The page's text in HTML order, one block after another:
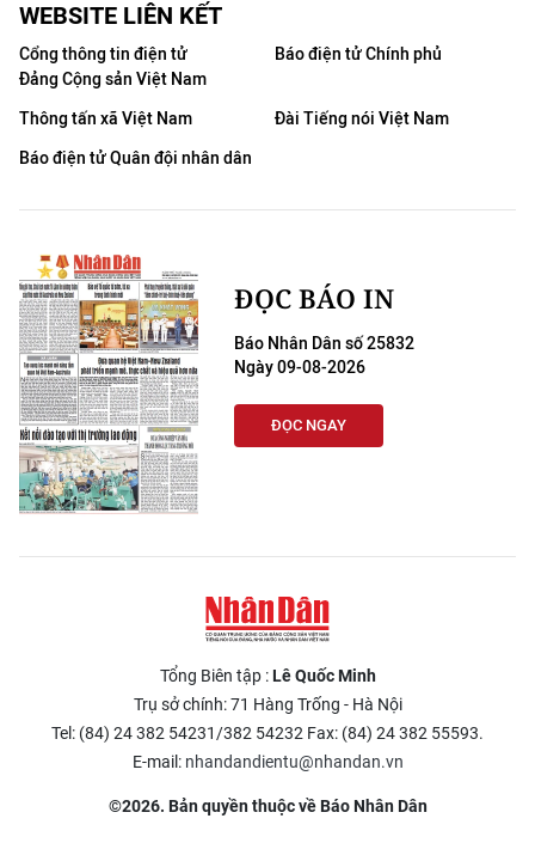
WEBSITE LIÊN KẾT
Cổng thông tin điện tử
Đảng Cộng sản Việt Nam
Báo điện tử Chính phủ
Thông tấn xã Việt Nam
Đài Tiếng nói Việt Nam
Báo điện tử Quân đội nhân dân
ĐỌC BÁO IN
Báo Nhân Dân số 25832
Ngày 09-08-2026
ĐỌC NGAY
Tổng Biên tập :Lê Quốc Minh
Trụ sở chính: 71 Hàng Trống - Hà Nội
Tel: (84) 24 382 54231/382 54232 Fax: (84) 24 382 55593.
E-mail: nhandandientu@nhandan.vn
©2026. Bản quyền thuộc về Báo Nhân Dân